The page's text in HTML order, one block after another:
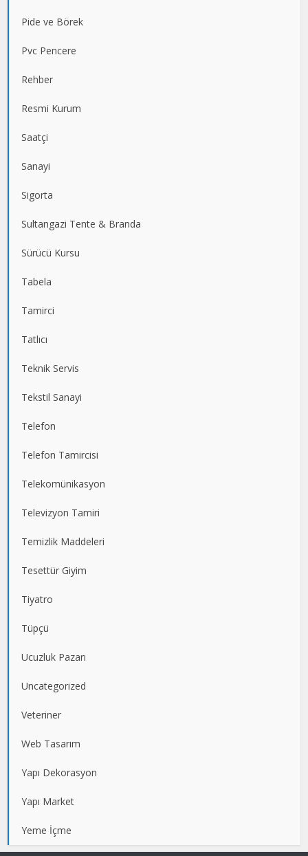
Pide ve Börek
Pvc Pencere
Rehber
Resmi Kurum
Saatçi
Sanayi
Sigorta
Sultangazi Tente & Branda
Sürücü Kursu
Tabela
Tamirci
Tatlıcı
Teknik Servis
Tekstil Sanayi
Telefon
Telefon Tamircisi
Telekomünikasyon
Televizyon Tamiri
Temizlik Maddeleri
Tesettür Giyim
Tiyatro
Tüpçü
Ucuzluk Pazarı
Uncategorized
Veteriner
Web Tasarım
Yapı Dekorasyon
Yapı Market
Yeme İçme